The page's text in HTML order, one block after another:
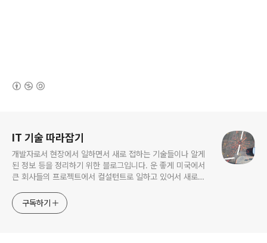
IT 기술 따라잡기
개발자로서 현장에서 일하면서 새로 접하는 기술들이나 알게
된 정보 등을 정리하기 위한 블로그입니다. 운 좋게 미국에서
큰 회사들의 프로젝트에서 컬설턴트로 일하고 있어서 새로운
사용되는 툴들에 대해 많은 분들과 정보를 공유하고 싶습니다.
구독하기